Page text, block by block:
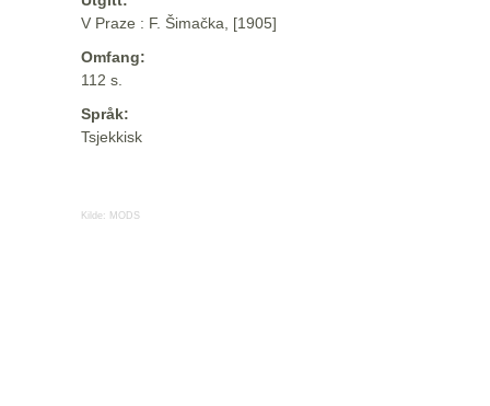
V Praze : F. Šimačka, [1905]
Omfang:
112 s.
Språk:
Tsjekkisk
Kilde: MODS